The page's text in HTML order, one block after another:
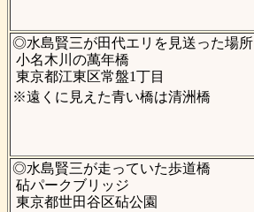
◎水島賢三が田代エリを見送った場所
小名木川の萬年橋
東京都江東区常盤1丁目
※遠くに見えた青い橋は清洲橋
◎水島賢三が走っていた歩道橋
砧パークブリッジ
東京都世田谷区砧公園